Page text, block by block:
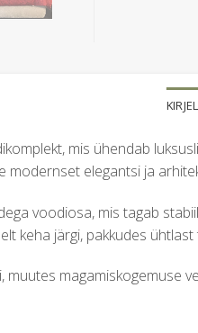
mis ühendab
modernset elegantsi ja
voodiosa, mis tagab
keha järgi, pakkudes
magamiskogemuse